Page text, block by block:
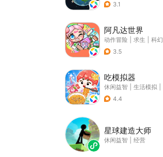
3.1
阿凡达世界
动作冒险 求生 科幻
3.5
吃模拟器
休闲益智 生活模拟
4.4
星球建造大师
休闲益智 经营